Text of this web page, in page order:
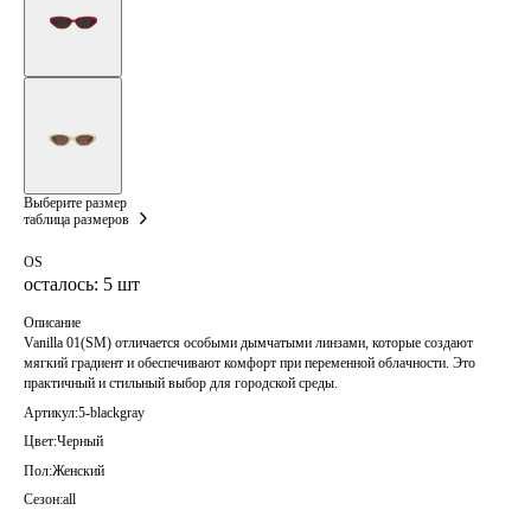
Выберите размер
таблица размеров
OS
осталось: 5 шт
Описание
Vanilla 01(SM) отличается особыми дымчатыми линзами, которые создают
мягкий градиент и обеспечивают комфорт при переменной облачности. Это
практичный и стильный выбор для городской среды.
Артикул:5-blackgray
Цвет:Черный
Пол:Женский
Сезон:all